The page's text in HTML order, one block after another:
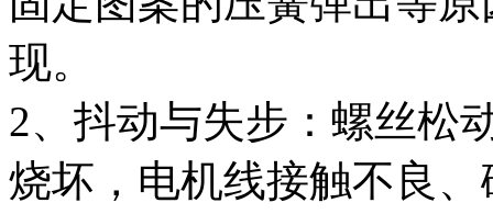
现。
2、抖动与失步：螺丝松
烧坏，电机线接触不良